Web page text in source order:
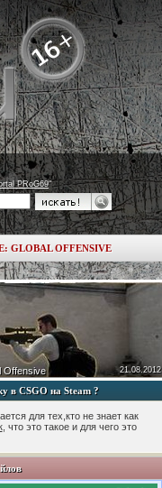
PRoG69"
GLOBAL OFFENSIVE
21.08.2012
Offensive
в CSGO на Steam ?
для тех,кто не знает как
, что это такое и для чего это